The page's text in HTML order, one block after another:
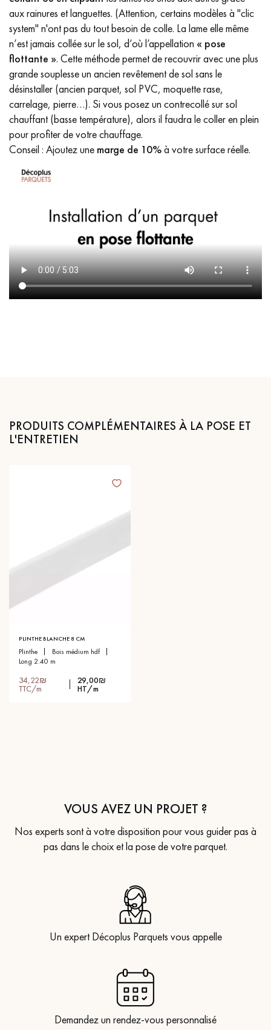
aux rainures et languettes. (Attention, certains modèles à "clic
system" n'ont pas du tout besoin de colle. La lame elle même
n’est jamais collée sur le sol, d’où l’appellation « pose
flottante ». Cette méthode permet de recouvrir avec une plus
grande souplesse un ancien revêtement de sol sans le
désinstaller (ancien parquet, sol PVC, moquette rase,
carrelage, pierre…). Si vous posez un contrecollé sur sol
chauffant (basse température), alors il faudra le coller en plein
pour profiter de votre chauffage.
Conseil : Ajoutez une marge de 10%à votre surface réelle.
PRODUITS COMPLÉMENTAIRES À LA POSE ET
L'ENTRETIEN
PLINTHE BLANCHE 8 CM
plinthe
bois médium hdf
long 2.40 m
34,22₪
TTC/m
29,00₪
HT/m
VOUS AVEZ UN PROJET ?
Nos experts sont à votre disposition pour vous guider pas à
pas dans le choix et la pose de votre parquet.
Un expert Décoplus Parquets vous appelle
Demandez un rendez-vous personnalisé